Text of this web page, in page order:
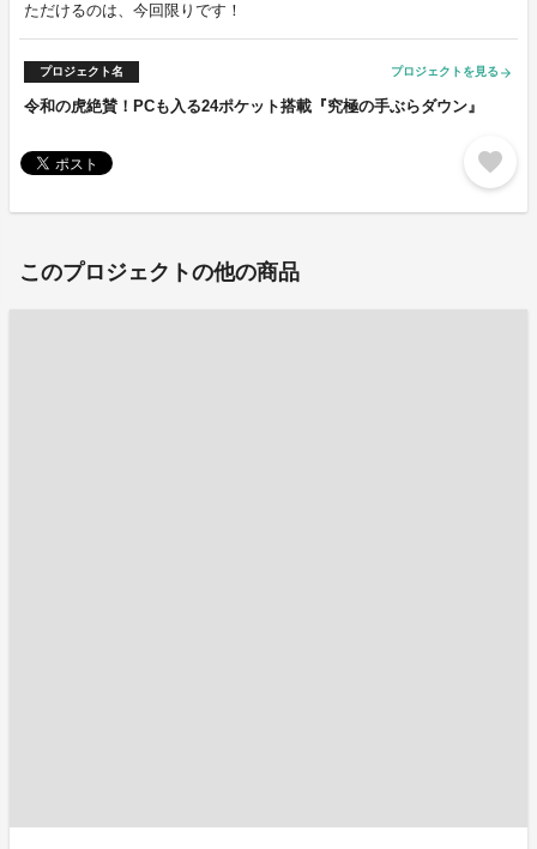
ただけるのは、今回限りです！
プロジェクト名 プロジェクトを見る arrow_forward
令和の虎絶賛！PCも入る24ポケット搭載『究極の手ぶらダウン』
favorite
このプロジェクトの他の商品